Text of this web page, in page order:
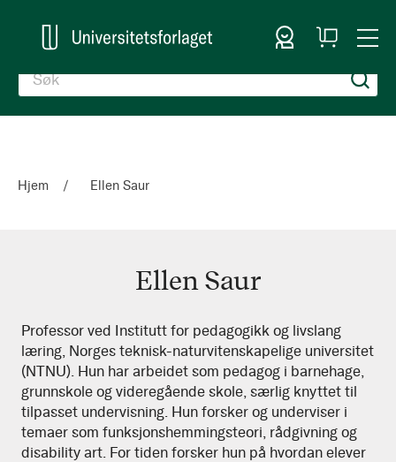
Logg inn
Handlekurv
Hjem Ellen Saur
Ellen Saur
Ellen
Saur
Professor ved Institutt for pedagogikk og livslang
læring, Norges teknisk-naturvitenskapelige universitet
(NTNU). Hun har arbeidet som pedagog i barnehage,
grunnskole og videregående skole, særlig knyttet til
tilpasset undervisning. Hun forsker og underviser i
temaer som funksjonshemmingsteori, rådgivning og
disability art. For tiden forsker hun på hvordan elever